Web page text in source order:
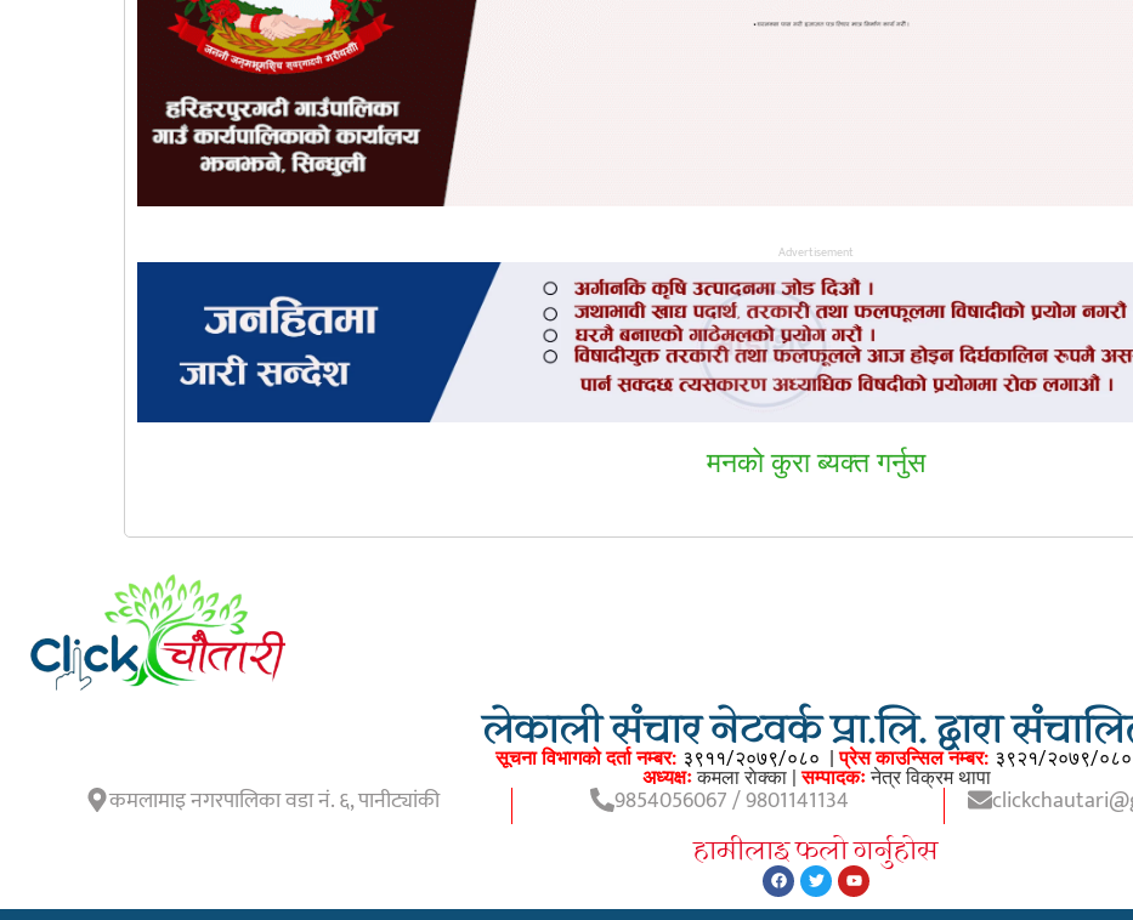
Advertisement
मनकाे कुरा ब्यक्त गर्नुस
लेकाली संचार नेटवर्क प्रा.लि. द्वारा
सूचना विभागको दर्ता नम्बर: ३९११/२०७९/०८० |प्रेस काउन्सिल नम्बर: ३९२१/२०७९/०८०
अध्यक्षःकमला राेक्का |सम्पादकःनेत्र विक्रम थापा
कमलामाइ नगरपालिका वडा नं. ६, पानीट्यांकी 9854056067 / 9801141134
हामीलाइ फलाे गर्नुहाेस